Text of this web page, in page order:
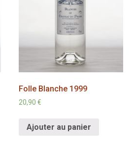
Folle Blanche 1999
20,90€
Ajouter au panier